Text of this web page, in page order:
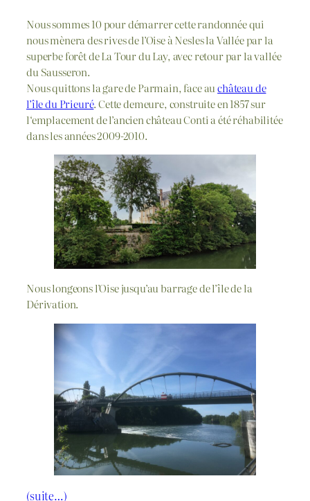
Nous sommes 10 pour démarrer cette randonnée qui
nous mènera des rives de l’Oise à Nesles la Vallée par la
superbe forêt de La Tour du Lay, avec retour par la vallée
du Sausseron.
Nous quittons la gare de Parmain, face auchâteau de
l’île du Prieuré. Cette demeure, construite en 1857 sur
l‘emplacement de l’ancien château Conti a été réhabilitée
dans les années 2009-2010.
Nous longeons l’Oise jusqu’au barrage de l’île de la
Dérivation.
(suite…)